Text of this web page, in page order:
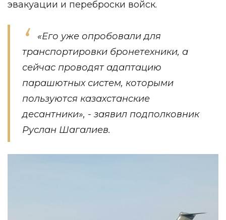
эвакуации и переброски войск.
«Его уже опробовали для
транспортировки бронетехники, а
сейчас проводят адаптацию
парашютных систем, которыми
пользуются казахстанские
десантники», - заявил подполковник
Руслан Шагалиев.